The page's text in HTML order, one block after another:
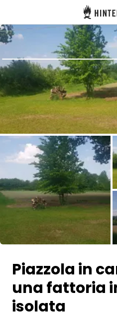
Accedi
Registro
Diventare Host
Piazzole
Alloggi
Pianificazione viaggio
Chiedi a Howdy
Ispirazione fotografica
Suggerimenti e
Storie dall'Hinterland
Piazzola in
una fattoria
isolata